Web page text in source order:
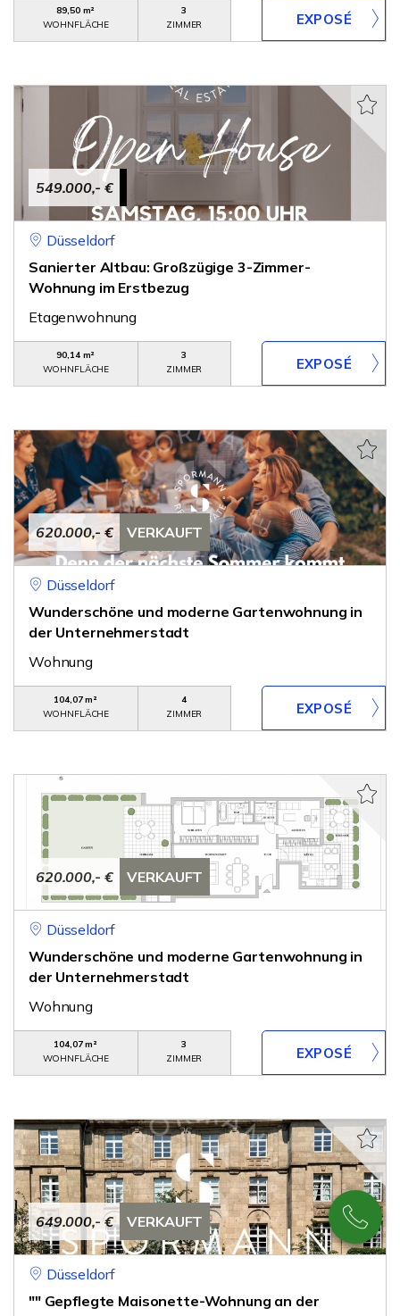
89,50 m²
WOHNFLÄCHE
3
ZIMMER
549.000,- €
Düsseldorf
Sanierter Altbau: Großzügige 3-Zimmer-
Wohnung im Erstbezug
Etagenwohnung
90,14 m²
WOHNFLÄCHE
3
ZIMMER
620.000,- € VERKAUFT
Düsseldorf
Wunderschöne und moderne Gartenwohnung in
der Unternehmerstadt
Wohnung
104,07 m²
WOHNFLÄCHE
4
ZIMMER
620.000,- € VERKAUFT
Düsseldorf
Wunderschöne und moderne Gartenwohnung in
der Unternehmerstadt
Wohnung
104,07 m²
WOHNFLÄCHE
3
ZIMMER
649.000,- € VERKAUFT
Düsseldorf
"" Gepflegte Maisonette-Wohnung an der